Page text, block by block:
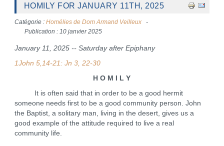
HOMILY FOR JANUARY 11TH, 2025
Catégorie : Homélies de Dom Armand Veilleux
Publication : 10 janvier 2025
January 11, 2025 -- Saturday after Epiphany
1John 5,14-21: Jn 3, 22-30
H O M I L Y
It is often said that in order to be a good hermit
someone needs first to be a good community person. John
the Baptist, a solitary man, living in the desert, gives us a
good example of the attitude required to live a real
community life.